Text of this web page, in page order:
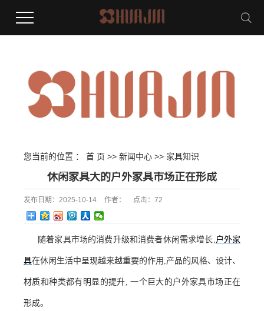
您当前的位置 ： 首 页 >> 新闻中心 >> 家具知识
休闲家具大的户外家具市场正在形成
发布日期： 2025-10-14 作者： 点击： 72
随着家具市场的消费升级和消费者休闲需求增长, 户外家
具在休闲生活中呈现越来越重要的作用,产品的风格、设计、
材质和种类都有明显的提升, 一个巨大的户外家具市场正在
形成。